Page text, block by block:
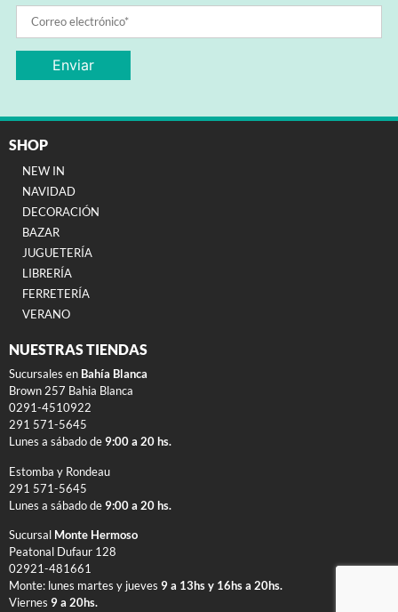
SHOP
NEW IN
NAVIDAD
DECORACIÓN
BAZAR
JUGUETERÍA
LIBRERÍA
FERRETERÍA
VERANO
NUESTRAS TIENDAS
Sucursales en Bahía Blanca
Brown 257 Bahia Blanca
0291-4510922
291 571-5645
Lunes a sábado de 9:00 a 20 hs.
Estomba y Rondeau
291 571-5645
Lunes a sábado de 9:00 a 20 hs.
Sucursal Monte Hermoso
Peatonal Dufaur 128
02921-481661
Monte: lunes martes y jueves 9 a 13hs y 16hs a 20hs.
Viernes 9 a 20hs.